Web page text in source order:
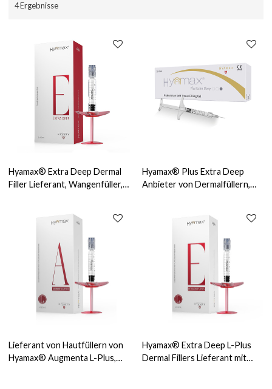
4 Ergebnisse
Hyamax® Extra Deep Dermal
Filler Lieferant, Wangenfüller,
Hyamax® Plus Extra Deep
Anbieter von Dermalfüllern,
Lieferant von Hautfüllern von
Hyamax® Augmenta L-Plus,
Hyamax® Extra Deep L-Plus
Dermal Fillers Lieferant mit